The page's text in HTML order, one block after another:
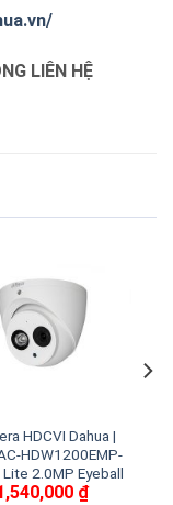
LIÊN HỆ
HDCVI Dahua |
HDW1200EMP-
Lite 2.0MP Eyeball
₫